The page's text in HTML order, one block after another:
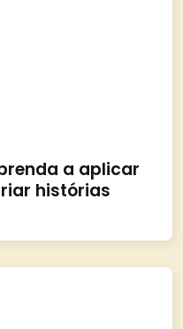
a aplicar
histórias